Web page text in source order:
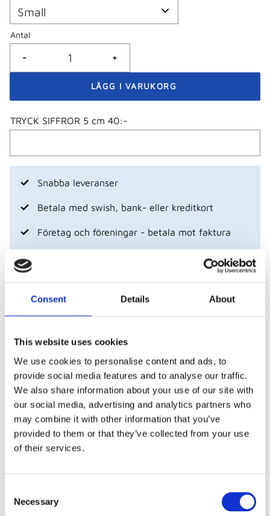
Consent Details About
This website uses cookies
We use cookies to personalise content and ads, to
provide social media features and to analyse our traffic.
We also share information about your use of our site with
our social media, advertising and analytics partners who
may combine it with other information that you’ve
provided to them or that they’ve collected from your use
of their services.
Necessary
Antal
+
-
TRYCK SIFFROR 5 cm 40:-
Visa alla produkter från Piuadrenalina
Snabba leveranser
Betala med swish, bank- eller kreditkort
Företag och föreningar - betala mot faktura
Beskrivning
Hydro-fit dvs 90% polyamid och 10% elastan. Bra
och klassik top för beachvolley.
OBS! Små i storleken, gå upp en storlek mot vad du
brukar köpa
Vi trycker JBC loggan på vänster sida.